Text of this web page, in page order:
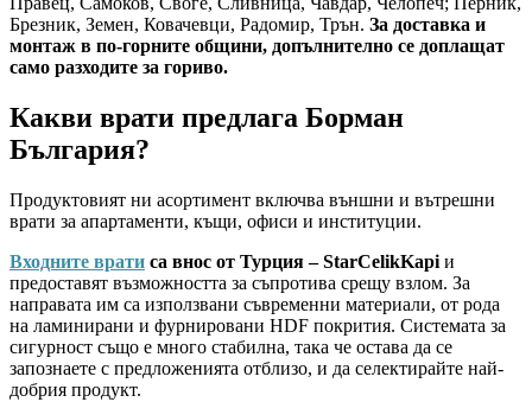
Брезник, Земен, Ковачевци, Радомир, Трън. За доставка и
монтаж в по-горните общини, допълнително се доплащат
само разходите за гориво.
Какви врати предлага Борман
България?
Продуктовият ни асортимент включва външни и вътрешни
врати за апартаменти, къщи, офиси и институции.
Входните врати са внос от Турция – StarCelikKapi и
предоставят възможността за съпротива срещу взлом. За
направата им са използвани съвременни материали, от рода
на ламинирани и фурнировани HDF покрития. Системата за
сигурност също е много стабилна, така че остава да се
запознаете с предложенията отблизо, и да селектирайте най-
добрия продукт.